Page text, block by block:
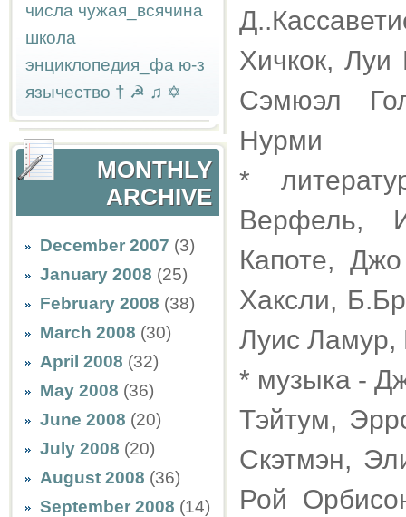
числа чужая_всячина
школа
энциклопедия_фа ю-з
язычество † ☭ ♫ ✡
MONTHLY
ARCHIVE
December 2007 (3)
January 2008 (25)
February 2008 (38)
March 2008 (30)
April 2008 (32)
May 2008 (36)
June 2008 (20)
July 2008 (20)
August 2008 (36)
September 2008 (14)
Хичкок,
Сэмюэл
Нурми
*
Верфель,
Капоте,
Хаксли,
Луис Ламур,
* музыка -
Тэйтум,
Скэтмэн,
Рой